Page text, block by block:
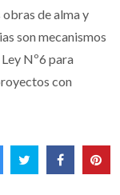
de alma y
son mecanismos
Nº6 para
con